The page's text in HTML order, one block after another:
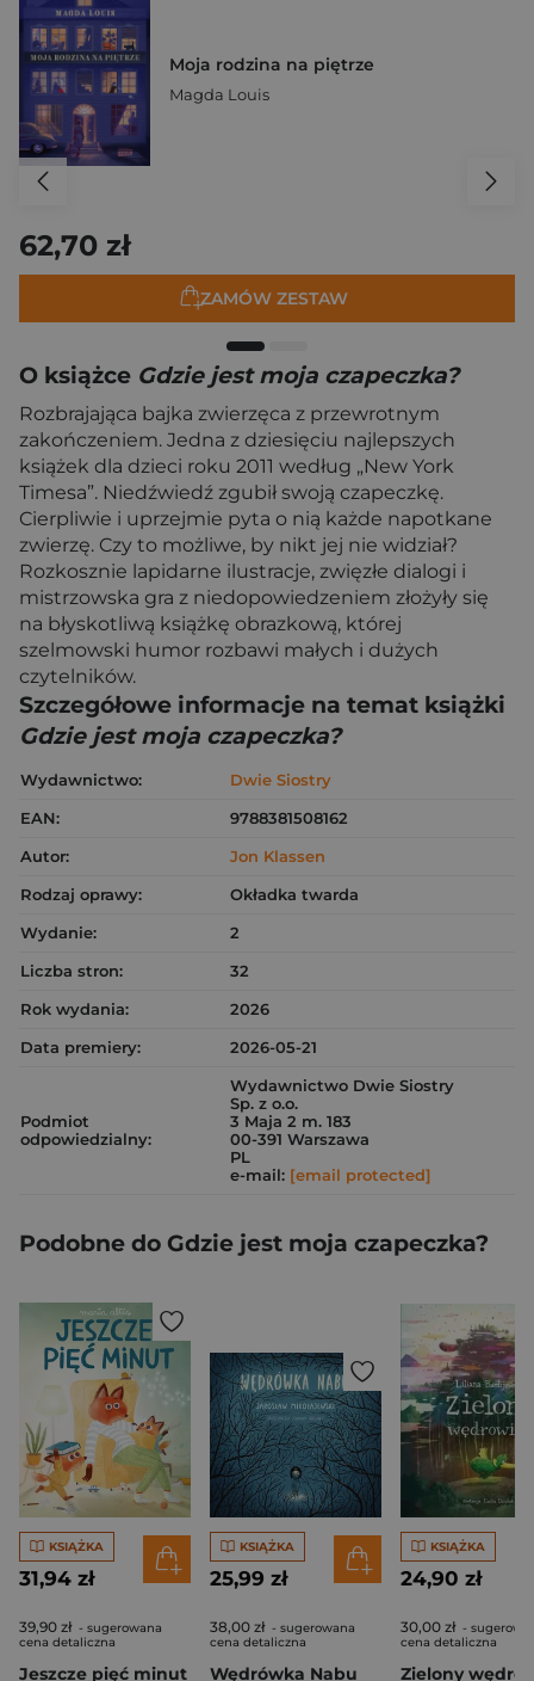
Moja rodzina na piętrze
Magda Louis
62,70 zł
ZAMÓW ZESTAW
O książce Gdzie jest moja czapeczka?
Rozbrajająca bajka zwierzęca z przewrotnym
zakończeniem. Jedna z dziesięciu najlepszych
książek dla dzieci roku 2011 według „New York
Timesa”. Niedźwiedź zgubił swoją czapeczkę.
Cierpliwie i uprzejmie pyta o nią każde napotkane
zwierzę. Czy to możliwe, by nikt jej nie widział?
Rozkosznie lapidarne ilustracje, zwięzłe dialogi i
mistrzowska gra z niedopowiedzeniem złożyły się
na błyskotliwą książkę obrazkową, której
szelmowski humor rozbawi małych i dużych
czytelników.
Szczegółowe informacje na temat książki
Gdzie jest moja czapeczka?
Wydawnictwo:
Dwie Siostry
EAN:
9788381508162
Autor:
Jon Klassen
Rodzaj oprawy:
Okładka twarda
Wydanie:
2
Liczba stron:
32
Rok wydania:
2026
Data premiery:
2026-05-21
Podmiot
odpowiedzialny:
Wydawnictwo Dwie Siostry
Sp. z o.o.
3 Maja 2 m. 183
00-391 Warszawa
PL
e-mail: [email protected]
Podobne do Gdzie jest moja czapeczka?
KSIĄŻKA
31,94 zł
39,90 zł - sugerowana
cena detaliczna
Jeszcze pięć minut
KSIĄŻKA
25,99 zł
38,00 zł - sugerowana
cena detaliczna
Wędrówka Nabu
KSIĄŻKA
24,90 zł
30,00 zł -
cena detaliczna
Zielony